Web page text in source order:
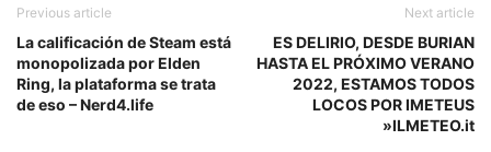
Previous article
La calificación de Steam está
monopolizada por Elden
Ring, la plataforma se trata
de eso – Nerd4.life
Next article
ES DELIRIO, DESDE BURIAN
HASTA EL PRÓXIMO VERANO
2022, ESTAMOS TODOS
LOCOS POR IMETEUS
»ILMETEO.it